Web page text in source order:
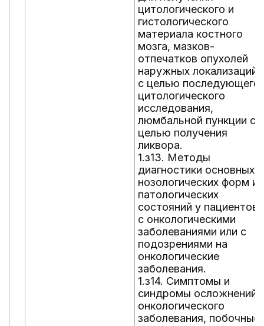
цитологического и
гистологического
материала костного
мозга, мазков-
отпечатков опухолей
наружных локализаций
с целью последующего
цитологического
исследования,
люмбальной пункции с
целью получения
ликвора.
1.з13. Методы
диагностики основных
нозологических форм и
патологических
состояний у пациентов
с онкологическими
заболеваниями или с
подозрениями на
онкологические
заболевания.
1.з14. Симптомы и
синдромы осложнений
онкологического
заболевания, побочные